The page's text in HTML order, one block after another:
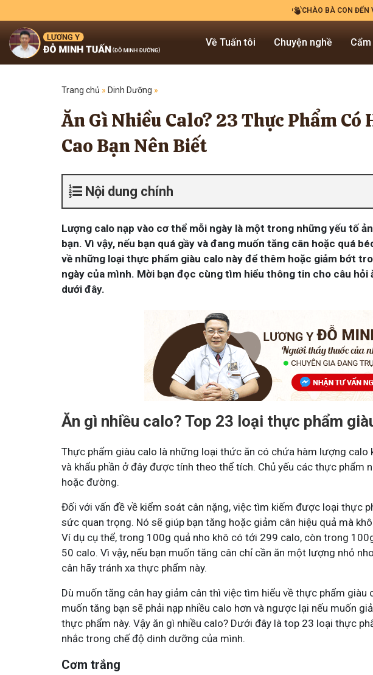
CHÀO BÀ CON ĐẾN
Về Tuấn tôi Chuyện nghề
Trang chủ » Dinh Dưỡng »
Ăn Gì Nhiều Calo? 23 Thực Phẩm Có
Cao Bạn Nên Biết
Nội dung chính
Lượng calo nạp vào cơ thể mỗi ngày là một trong những yếu tố
bạn. Vì vậy, nếu bạn quá gầy và đang muốn tăng cân hoặc quá
về những loại thực phẩm giàu calo này để thêm hoặc giảm bớt
ngày của mình. Mời bạn đọc cùng tìm hiểu thông tin cho câu hỏi
dưới đây.
Ăn gì nhiều calo? Top 23 loại thực phẩm
Thực phẩm giàu calo là những loại thức ăn có chứa hàm lượng calo
và khẩu phần ở đây được tính theo thể tích. Chủ yếu các thực phẩm
hoặc đường.
Đối với vấn đề về kiểm soát cân nặng, việc tìm kiếm được loại thực
sức quan trọng. Nó sẽ giúp bạn tăng hoặc giảm cân hiệu quả mà
Ví dụ cụ thể, trong 100g quả nho khô có tới 299 calo, còn trong
50 calo. Vì vậy, nếu bạn muốn tăng cân chỉ cần ăn một lượng nhỏ
cân hãy tránh xa thực phẩm này.
Dù muốn tăng cân hay giảm cân thì việc tìm hiểu về thực phẩm giàu
muốn tăng bạn sẽ phải nạp nhiều calo hơn và ngược lại nếu muốn
thực phẩm này. Vậy ăn gì nhiều calo? Dưới đây là top 23 loại thực
nhắc trong chế độ dinh dưỡng của mình.
Cơm trắng
- Đánh Bay Mẩn Ngứa Tuấn tôi - Y diệu thuốc nam